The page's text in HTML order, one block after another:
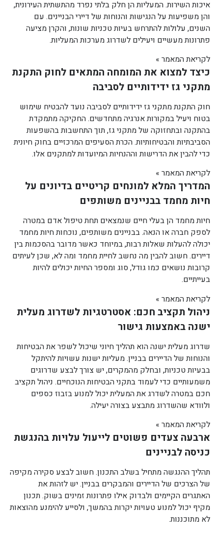
איכות השירות. המעליות הן חלק בלתי נפרד מהתשתית העירונית,
והן משפיעות על הנגישות והנוחות של דיירי הבניינים. עם
השנים, עלולות להתרחש בעיות טכניות שונות, והקרן מציעה
פתרונות מעשיים ויעילים לשדרוג מערכות המעליות.
לקריאת המאמר »
כיצד למצוא את המומחה המתאים לחוק התקנת
מתקני גז ידידותיים לסביבה
חוק התקנת מתקני גז ידידותיים לסביבה נועד להבטיח שימוש
בטוח ויעיל במקורות אנרגיה מתחדשים. החקיקה מתמקדת
בהתקנה ובתחזוקה של מתקני גז, תוך התחשבות בהשפעות
הסביבתיות והבטיחותיות. הכרת הסעיפים המרכזיים בחוק חיונית
כדי להבין את הדרישות וההנחיות המיועדות למתקנים אלו.
לקריאת המאמר »
המדריך המלא למונחים קריטיים בדיונים על
חיות מחמד בבניינים משותפים
חיות מחמד הן בעלי חיים שנמצאים תחת טיפול אדם במטרה
לספק חברה או הנאה. בבניינים משותפים, נוכחות חיות מחמד
יכולה להעלות שאלות רבות, במיוחד כאשר מדובר בהסכמות בין
דיירים. חשוב להבין מה נחשב לחיית מחמד ומה לא, שכן לעיתים
קרובות נושאים כמו גודל, סוג ומספר החיות יכולים להיות
בעייתיים.
לקריאת המאמר »
ניהול תקציב חכם: אסטרטגיות לשדרוג מעלית
ישנה באמצעות גישור
שדרוג מעלית ישנה הוא תהליך חיוני שיכול לשפר את הבטיחות
והנוחות של הדיירים בבניין. מעליות ישנות עשויות להיתקל
בבעיות טכניות, ובחלק מהמקרים, יש צורך לבצע שדרוגים
משמעותיים כדי לעמוד בתקני הבטיחות הנוכחיים. ניהול תקציב
חכם במטרה לשדרג את המעלית יכול למנוע בזבוז כספים
ולוודא שהשדרוג מתבצע בצורה יעילה.
לקריאת המאמר »
ארבעה צעדים פשוטים לייעול עלויות בהנגשת
כניסה לבניינים
תהליך ההנגשה מתחיל בשלב התכנון. חשוב לבצע סקירה מקיפה
של הצרכים של הדיירים והמבקרים בבניין. יש לזהות את
האתגרים הקיימים ולבדוק אילו פתרונות זמינים בשוק. תכנון
מקיף יכול למנוע טעויות יקרות בהמשך, ולסייע להימנע מהוצאות
לא מתוכננות.